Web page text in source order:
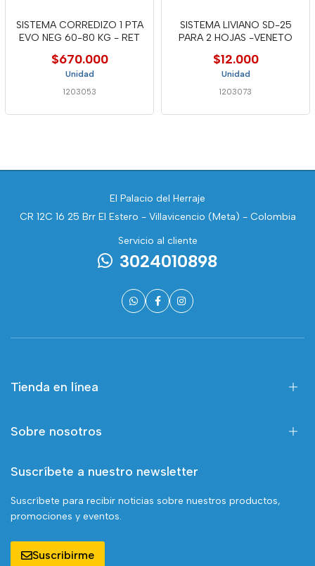
SISTEMA CORREDIZO 1 PTA
EVO NEG 60-80 KG - RET
$670.000
Unidad
1203053
SISTEMA LIVIANO SD-25
PARA 2 HOJAS -VENETO
$12.000
Unidad
1203073
El Palacio del Herraje
CR 12C 16 25 Brr El Estero - Villavicencio (Meta) - Colombia
Servicio al cliente
3024010898
Tienda en línea
Sobre nosotros
Suscríbete a nuestro newsletter
Suscríbete para recibir noticias sobre nuestros productos,
promociones y eventos.
Suscribirme